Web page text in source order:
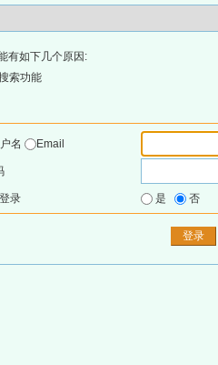
有如下几个原因:
索功能
名
Email
录 是 否